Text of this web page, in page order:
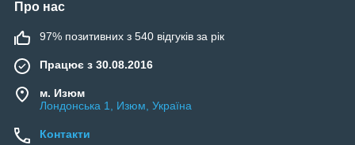
Про нас
97% позитивних з 540 відгуків за рік
Працює з 30.08.2016
м. Изюм
Лондонська 1, Изюм, Україна
Контакти